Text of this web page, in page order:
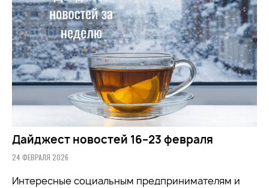
Дайджест новостей 16–23 февраля
24 ФЕВРАЛЯ 2026
Интересные социальным предпринимателям и